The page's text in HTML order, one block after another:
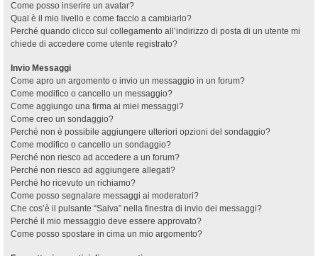
Come posso inserire un avatar?
Qual è il mio livello e come faccio a cambiarlo?
Perché quando clicco sul collegamento all’indirizzo di posta di un utente mi
chiede di accedere come utente registrato?
Invio Messaggi
Come apro un argomento o invio un messaggio in un forum?
Come modifico o cancello un messaggio?
Come aggiungo una firma ai miei messaggi?
Come creo un sondaggio?
Perché non è possibile aggiungere ulteriori opzioni del sondaggio?
Come modifico o cancello un sondaggio?
Perché non riesco ad accedere a un forum?
Perché non riesco ad aggiungere allegati?
Perché ho ricevuto un richiamo?
Come posso segnalare messaggi ai moderatori?
Che cos’è il pulsante “Salva” nella finestra di invio dei messaggi?
Perché il mio messaggio deve essere approvato?
Come posso spostare in cima un mio argomento?